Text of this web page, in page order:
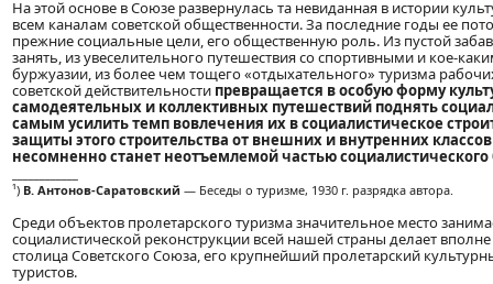
На этой основе в Союзе развернулась та невиданная в истории
всем каналам советской общественности. За последние годы ее
прежние социальные цели, его общественную роль. Из пустой
занять, из увеселительного путешествия со спортивными и кое-
буржуазии, из более чем тощего «отдыхательного» туризма
советской действительности превращается в особую форму
самодеятельных и коллективных путешествий поднять
самым усилить темп вовлечения их в социалистическое
защиты этого строительства от внешних и внутренних
несомненно станет неотъемлемой частью социалистического
¹) В. Антонов-Саратовский — Беседы о туризме, 1930 г. разрядка автора.
Среди объектов пролетарского туризма значительное место
социалистической реконструкции всей нашей страны делает
столица Советского Союза, его крупнейший пролетарский
туристов.